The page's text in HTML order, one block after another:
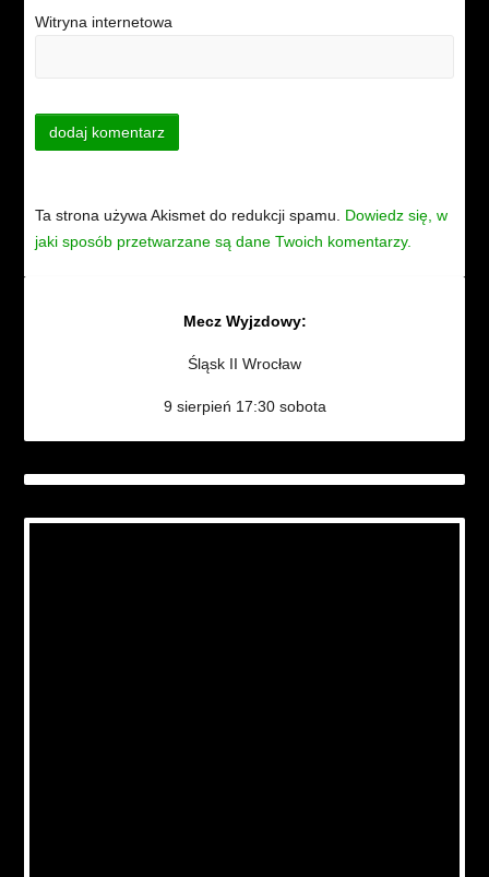
Witryna internetowa
Ta strona używa Akismet do redukcji spamu. Dowiedz się, w
jaki sposób przetwarzane są dane Twoich komentarzy.
Mecz Wyjzdowy:
Śląsk II Wrocław
9 sierpień 17:30 sobota